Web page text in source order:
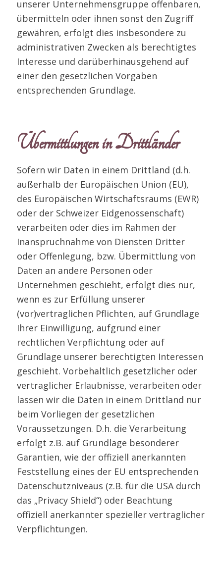
unserer Unternehmensgruppe offenbaren,
übermitteln oder ihnen sonst den Zugriff
gewähren, erfolgt dies insbesondere zu
administrativen Zwecken als berechtigtes
Interesse und darüberhinausgehend auf
einer den gesetzlichen Vorgaben
entsprechenden Grundlage.
Übermittlungen in Drittländer
Sofern wir Daten in einem Drittland (d.h.
außerhalb der Europäischen Union (EU),
des Europäischen Wirtschaftsraums (EWR)
oder der Schweizer Eidgenossenschaft)
verarbeiten oder dies im Rahmen der
Inanspruchnahme von Diensten Dritter
oder Offenlegung, bzw. Übermittlung von
Daten an andere Personen oder
Unternehmen geschieht, erfolgt dies nur,
wenn es zur Erfüllung unserer
(vor)vertraglichen Pflichten, auf Grundlage
Ihrer Einwilligung, aufgrund einer
rechtlichen Verpflichtung oder auf
Grundlage unserer berechtigten Interessen
geschieht. Vorbehaltlich gesetzlicher oder
vertraglicher Erlaubnisse, verarbeiten oder
lassen wir die Daten in einem Drittland nur
beim Vorliegen der gesetzlichen
Voraussetzungen. D.h. die Verarbeitung
erfolgt z.B. auf Grundlage besonderer
Garantien, wie der offiziell anerkannten
Feststellung eines der EU entsprechenden
Datenschutzniveaus (z.B. für die USA durch
das „Privacy Shield“) oder Beachtung
offiziell anerkannter spezieller vertraglicher
Verpflichtungen.